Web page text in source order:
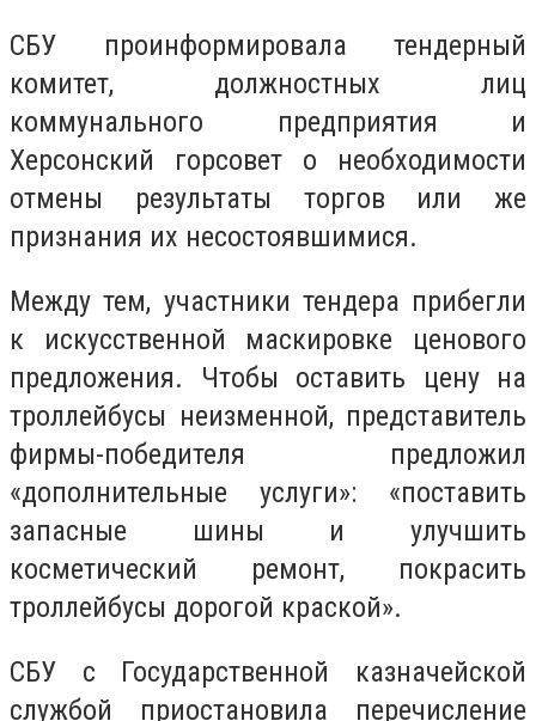
СБУ проинформировала тендерный
комитет, должностных лиц
коммунального предприятия и
Херсонский горсовет о необходимости
отмены результаты торгов или же
признания их несостоявшимися.
Между тем, участники тендера прибегли
к искусственной маскировке ценового
предложения. Чтобы оставить цену на
троллейбусы неизменной, представитель
фирмы-победителя предложил
«дополнительные услуги»: «поставить
запасные шины и улучшить
косметический ремонт, покрасить
троллейбусы дорогой краской».
СБУ с Государственной казначейской
службой приостановила перечисление